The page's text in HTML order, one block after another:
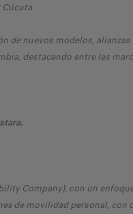
de nuevos modelos,
destacando entre las
Company), con un
de movilidad personal,